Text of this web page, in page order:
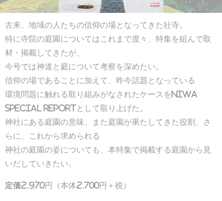
古来、地域の人たちの信仰の場となってきた社寺。
特に寺院の庭園についてはこれまで度々、特集を組んで取
材・掲載してきたが、
今号では神道と庭について考察を深めたい。
信仰の場であることに加えて、昨今話題となっている
環境問題に触れる取り組みがなされたケースをNIWA
SPECIAL REPORTとして取り上げた。
神社にある庭園の意味、また庭園が果たしてきた役割、さ
らに、これから求められる
神社の庭園の姿についても、本特集で掲載する庭園から見
いだしていきたい。
定価2,970円（本体2,700円＋税）